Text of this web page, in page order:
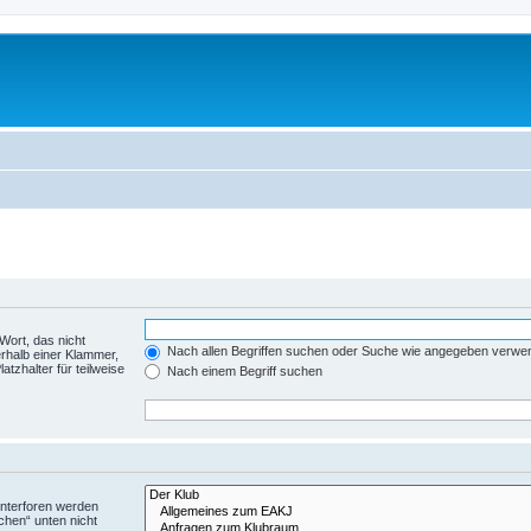
das nicht
einer Klammer,
für teilweise
Nach allen Begriffen suchen oder Suche wie angegeben
Nach einem Begriff suchen
werden
unten nicht